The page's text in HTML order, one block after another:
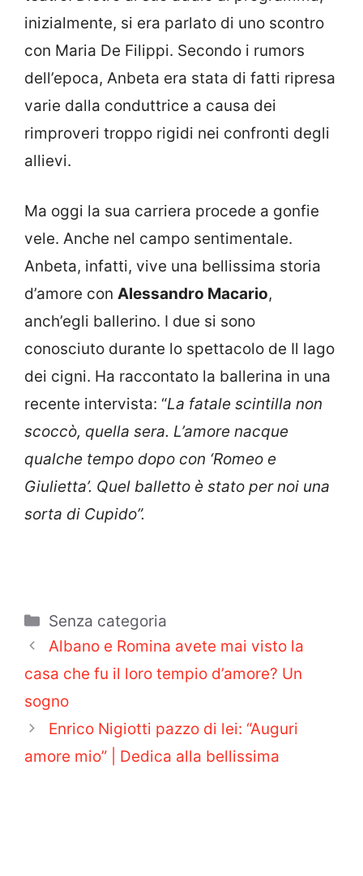
inizialmente, si era parlato di uno scontro
con Maria De Filippi. Secondo i rumors
dell’epoca, Anbeta era stata di fatti ripresa
varie dalla conduttrice a causa dei
rimproveri troppo rigidi nei confronti degli
allievi.
Ma oggi la sua carriera procede a gonfie
vele. Anche nel campo sentimentale.
Anbeta, infatti, vive una bellissima storia
d’amore con Alessandro Macario,
anch’egli ballerino. I due si sono
conosciuto durante lo spettacolo de Il lago
dei cigni. Ha raccontato la ballerina in una
recente intervista: “La fatale scintilla non
scoccò, quella sera. L’amore nacque
qualche tempo dopo con ‘Romeo e
Giulietta’. Quel balletto è stato per noi una
sorta di Cupido”.
Categorie
Senza categoria
Albano e Romina avete mai visto la
casa che fu il loro tempio d’amore? Un
sogno
Enrico Nigiotti pazzo di lei: “Auguri
amore mio” | Dedica alla bellissima